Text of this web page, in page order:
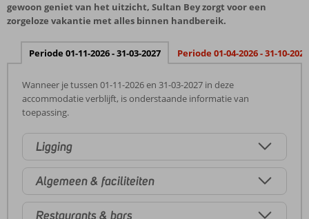
gewoon geniet van het uitzicht, Sultan Bey zorgt voor een
zorgeloze vakantie met alles binnen handbereik.
Periode 01-11-2026 - 31-03-2027 Periode 01-04-2026 - 31-10-2026
Wanneer je tussen 01-11-2026 en 31-03-2027 in deze
accommodatie verblijft, is onderstaande informatie van
toepassing.
Ligging
Algemeen & faciliteiten
Restaurants & bars